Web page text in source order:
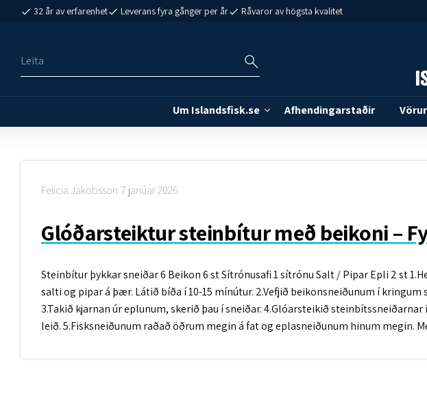
32 år av erfarenhet Leverans fyra gånger per år Råvaror av högsta kvalitet
Um Islandsfisk.se Afhendingarstaðir Vörur
Felicia Jakobsson 7 janúar 2026
Glóðarsteiktur steinbítur með beikoni –
Steinbítur þykkar sneiðar 6 Beikon 6 st Sítrónusafi 1 sítrónu Salt / Pipar Epli 2 st
salti og pipar á þær. Látið bíða í 10-15 mínútur. 2.Vefjið beikonsneiðunum í
3.Takið kjarnan úr eplunum, skerið þau í sneiðar. 4.Glóarsteikið
leið. 5.Fisksneiðunum raðað öðrum megin á fat og eplasneiðunum hinum megin.